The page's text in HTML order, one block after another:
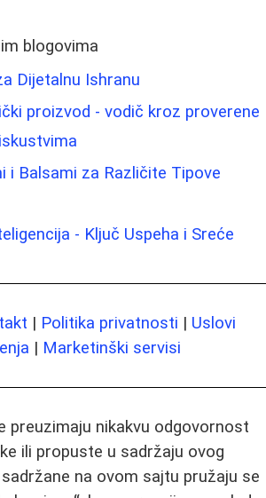
blogovima
Dijetalnu Ishranu
proizvod - vodič kroz proverene
i Balsami za Različite Tipove
- Ključ Uspeha i Sreće
| Politika privatnosti | Uslovi
| Marketinški servisi
preuzimaju nikakvu odgovornost
ili propuste u sadržaju ovog
na ovom sajtu pružaju se